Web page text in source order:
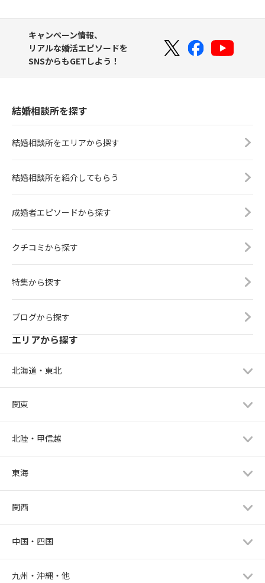
キャンペーン情報、
リアルな婚活エピソードを
SNSからもGETしよう！
結婚相談所を探す
結婚相談所をエリアから探す
結婚相談所を紹介してもらう
成婚者エピソードから探す
クチコミから探す
特集から探す
ブログから探す
エリアから探す
北海道・東北
関東
北陸・甲信越
東海
関西
中国・四国
九州・沖縄・他